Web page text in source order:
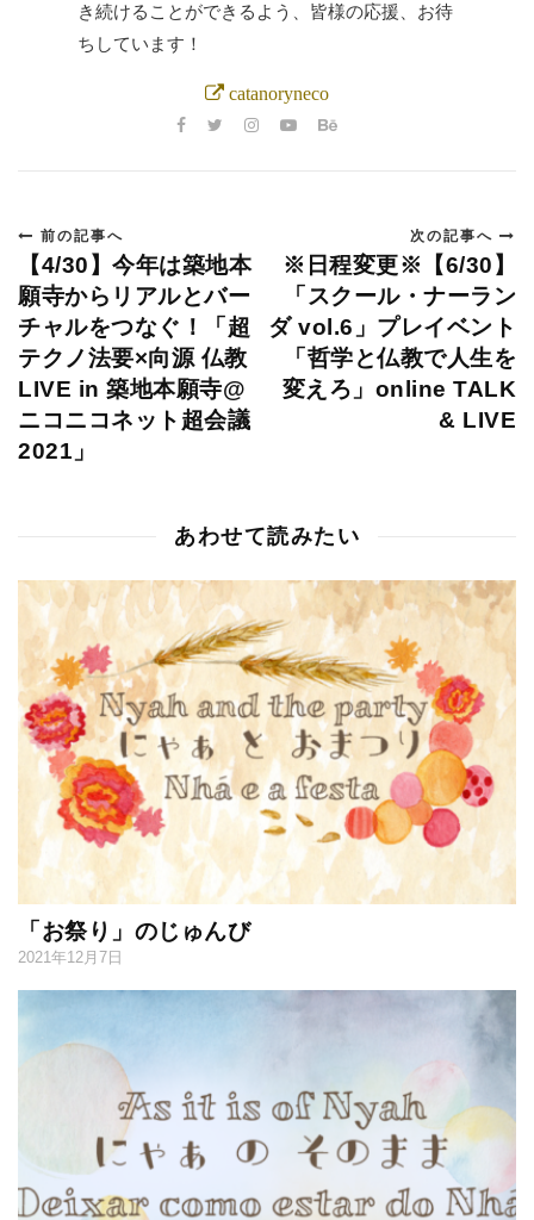
き続けることができるよう、皆様の応援、お待
ちしています！
catanoryneco
前の記事へ
【4/30】今年は築地本
願寺からリアルとバー
チャルをつなぐ！「超
テクノ法要×向源 仏教
LIVE in 築地本願寺@
ニコニコネット超会議
2021」
次の記事へ
※日程変更※【6/30】
「スクール・ナーラン
ダ vol.6」プレイベント
「哲学と仏教で人生を
変えろ」online TALK
& LIVE
あわせて読みたい
「お祭り」のじゅんび
2021年12月7日